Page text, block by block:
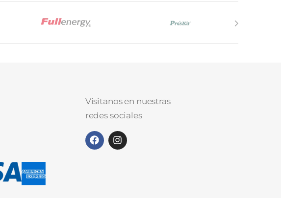
Visitanos en nuestras
redes sociales